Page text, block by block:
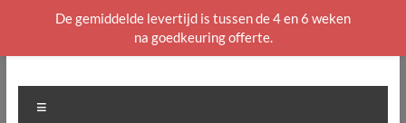
naar
De gemiddelde levertijd is tussen de 4 en 6 weken
na goedkeuring offerte.